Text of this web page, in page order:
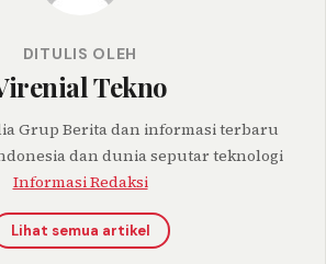
DITULIS OLEH
Tekno
Grup Berita dan informasi terbaru
dan dunia seputar teknologi
Informasi Redaksi
Lihat semua artikel